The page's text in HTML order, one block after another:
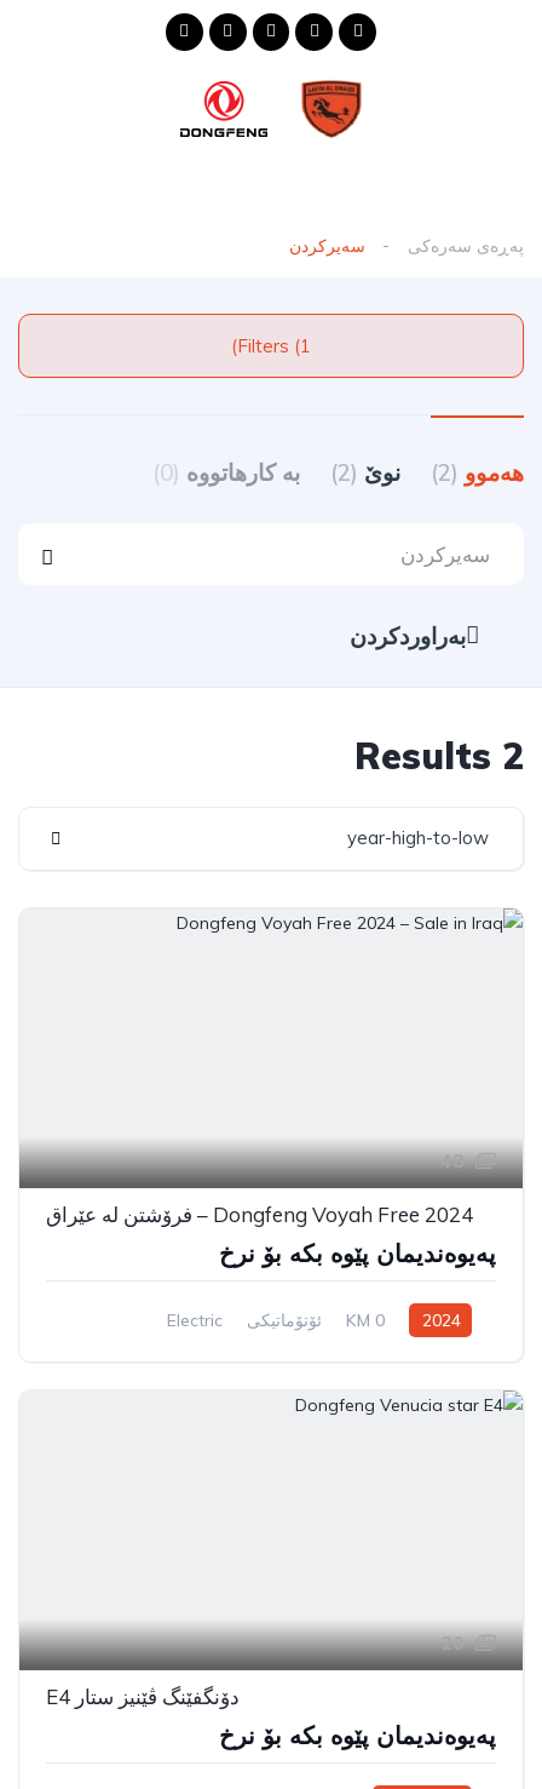
پەڕەی سەرەکی سەیرکردن
Filters (1)
هەموو (2) نوێ (2) به کارهاتووه (0)
بەراوردکردن
2 Results
year-high-to-low
48
Dongfeng Voyah Free 2024 – فرۆشتن لە عێراق
پەیوەندیمان پێوە بکە بۆ نرخ
2024
0 KM ئۆتۆماتیکی
Electric
20
دۆنگفێنگ ڤێنیز ستار E4
پەیوەندیمان پێوە بکە بۆ نرخ